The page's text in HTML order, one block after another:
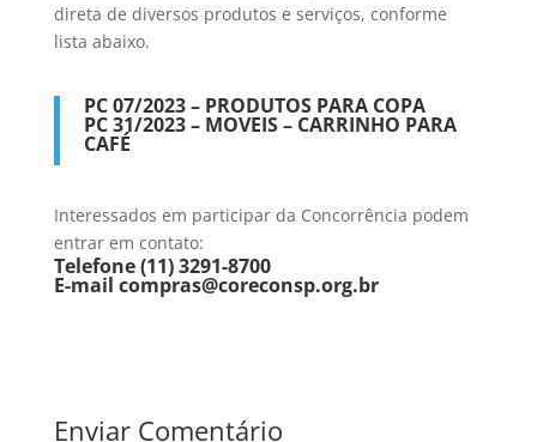
direta de diversos produtos e serviços, conforme
lista abaixo.
PC 07/2023 – PRODUTOS PARA COPA
PC 31/2023 – MOVEIS – CARRINHO PARA
CAFÉ
Interessados em participar da Concorrência podem
entrar em contato:
Telefone (11) 3291-8700
E-mail compras@coreconsp.org.br
Enviar Comentário